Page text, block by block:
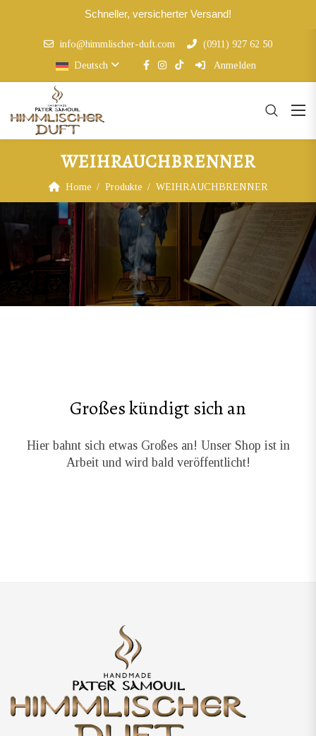
Schneller, versicherter Versand!
info@himmlischer-duft.com
(0911) 927 62 50
Deutsch
Anmelden
WEIHRAUCHBRENNER
Home Produkte WEIHRAUCHBRENNER
Großes kündigt sich an
Hier bahnt sich etwas Großes an! Unser Shop ist in
Arbeit und wird bald veröffentlicht!